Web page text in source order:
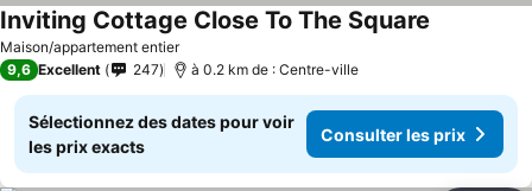
Maison/appartement entier
Inviting Cottage Close To The Square
9,6 Excellent 247 à 0.2 km de : Centre-ville
Sélectionnez des dates pour voir
les prix exacts
Consulter les prix